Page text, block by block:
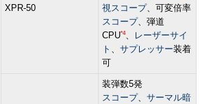
XPR-50
視スコープ、可変倍率
スコープ、弾道
CPU*4、
レーザーサイ
ト 、 サプレッサー装着
可
装弾数5発
スコープ、 サーマル暗